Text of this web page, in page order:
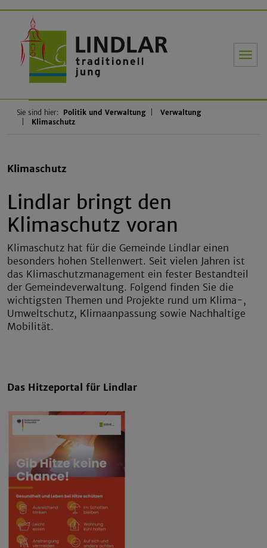
Sie sind hier: Politik und Verwaltung
Verwaltung
Klimaschutz
Klimaschutz
Lindlar bringt den
Klimaschutz voran
Klimaschutz hat für die Gemeinde Lindlar einen
besonders hohen Stellenwert. Seit vielen Jahren ist
das Klimaschutzmanagement ein fester Bestandteil
der Gemeindeverwaltung. Folgend finden Sie die
wichtigsten Themen und Projekte rund um Klima-,
Umweltschutz, Klimaanpassung sowie Nachhaltige
Mobilität.
Das Hitzeportal für Lindlar